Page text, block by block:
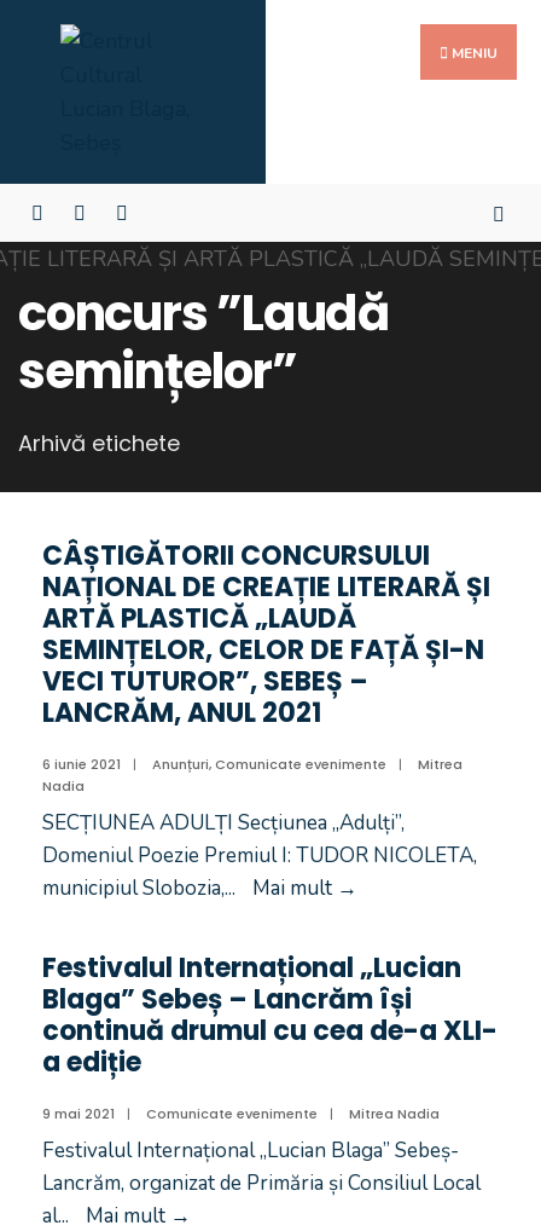
MENIU
concurs ”Laudă
semințelor”
Arhivă etichete
CÂȘTIGĂTORII CONCURSULUI
NAȚIONAL DE CREAȚIE LITERARĂ ȘI
ARTĂ PLASTICĂ „LAUDĂ
SEMINȚELOR, CELOR DE FAȚĂ ȘI-N
VECI TUTUROR”, SEBEȘ –
LANCRĂM, ANUL 2021
6 iunie 2021 | Anunțuri,Comunicate evenimente |
Mitrea
Nadia
SECȚIUNEA ADULȚI Secțiunea „Adulți”,
Domeniul Poezie Premiul I: TUDOR NICOLETA,
municipiul Slobozia,... Mai mult →
Festivalul Internațional „Lucian
Blaga” Sebeș – Lancrăm își
continuă drumul cu cea de-a XLI-
a ediție
9 mai 2021 | Comunicate evenimente | Mitrea Nadia
Festivalul Internațional „Lucian Blaga” Sebeș-
Lancrăm, organizat de Primăria și Consiliul Local
al... Mai mult →